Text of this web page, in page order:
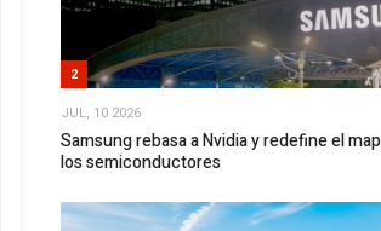
2
JUL, 10 2026
Samsung rebasa a Nvidia y redefine el
los semiconductores